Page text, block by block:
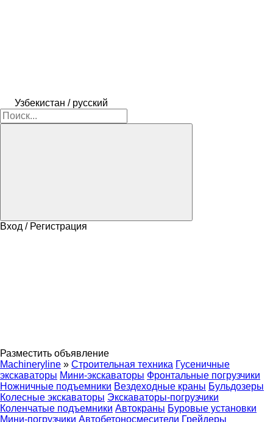
Узбекистан / русский
Вход / Регистрация
Разместить объявление
Machineryline » Строительная техника Гусеничные
экскаваторы Мини-экскаваторы Фронтальные погрузчики
Ножничные подъемники Вездеходные краны Бульдозеры
Колесные экскаваторы Экскаваторы-погрузчики
Коленчатые подъемники Автокраны Буровые установки
Мини-погрузчики Автобетоносмесители Грейдеры